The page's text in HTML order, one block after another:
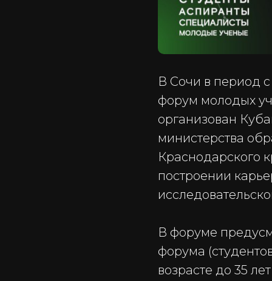
В Сочи в период
форум молодых
организован
министерства
Краснодарского
построении
В форуме
форума
возрасте до 35